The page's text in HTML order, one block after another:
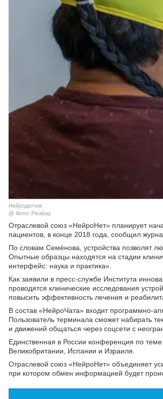
Нейродатчик.
@ Фото: Pixabay
Отраслевой союз «НейроНет» планирует
пациентов, в конце 2018 года, сообщил
По словам Семёнова, устройства позволят
Опытные образцы находятся на стадии
интерфейс: наука и практика».
Как заявили в пресс-службе Института
проводятся клинические исследования
повысить эффективность лечения и
В состав «НейроЧата» входит программно-
Пользователь терминала сможет набирать
и движений общаться через соцсети с
Единственная в России конференция по
Великобритании, Испании и Израиля.
Отраслевой союз «НейроНет» объединяет
при котором обмен информацией будет